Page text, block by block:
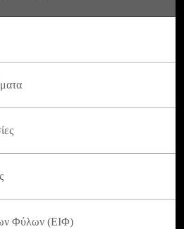
Φύλων (ΕΙΦ)